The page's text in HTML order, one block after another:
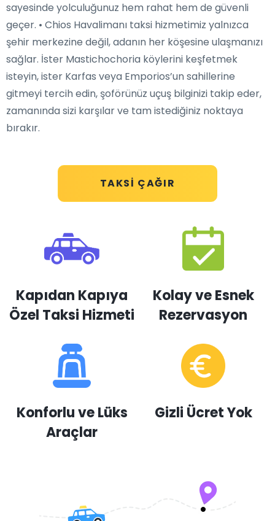
TAKSI ÇAĞIR
sayesinde yolculuğunuz hem rahat hem de güvenli
geçer. • Chios Havalimanı taksi hizmetimiz yalnızca
şehir merkezine değil, adanın her köşesine ulaşmanızı
sağlar. İster Mastichochoria köylerini keşfetmek
isteyin, ister Karfas veya Emporios’un sahillerine
gitmeyi tercih edin, şoförünüz uçuş bilginizi takip eder,
zamanında sizi karşılar ve tam istediğiniz noktaya
bırakır.
Kapıdan Kapıya
Özel Taksi Hizmeti
Kolay ve Esnek
Rezervasyon
Konforlu ve Lüks
Araçlar
Gizli Ücret Yok